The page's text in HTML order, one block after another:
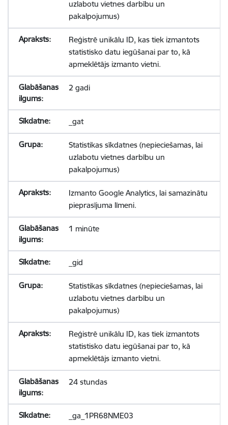
uzlabotu vietnes darbību un
pakalpojumus)
Reģistrē unikālu ID, kas tiek izmantots
statistisko datu iegūšanai par to, kā
apmeklētājs izmanto vietni.
2 gadi
_gat
Statistikas sīkdatnes (nepieciešamas, lai
uzlabotu vietnes darbību un
pakalpojumus)
Izmanto Google Analytics, lai samazinātu
pieprasījuma līmeni.
1 minūte
_gid
Statistikas sīkdatnes (nepieciešamas, lai
uzlabotu vietnes darbību un
pakalpojumus)
Reģistrē unikālu ID, kas tiek izmantots
statistisko datu iegūšanai par to, kā
apmeklētājs izmanto vietni.
24 stundas
_ga_1PR68NME03